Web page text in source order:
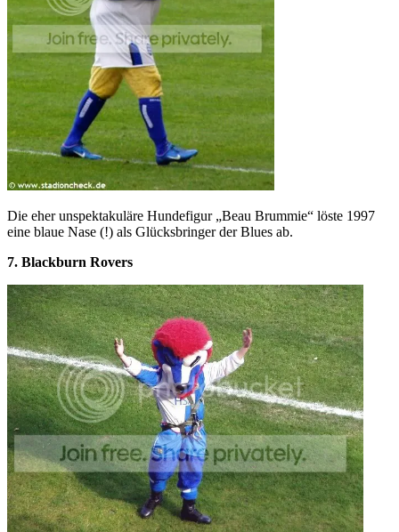
Die eher unspektakuläre Hundefigur „Beau Brummie“ löste 1997
eine blaue Nase (!) als Glücksbringer der Blues ab.
7. Blackburn Rovers